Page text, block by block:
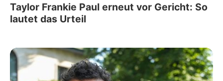
Taylor Frankie Paul erneut vor Gericht: So
lautet das Urteil